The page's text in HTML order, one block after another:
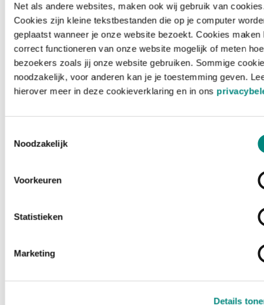
Net als andere websites, maken ook wij gebruik van
Cookies zijn kleine tekstbestanden die op je computer
geplaatst wanneer je onze website bezoekt. Cookies maken
correct functioneren van onze website mogelijk of meten hoe
bezoekers zoals jij onze website gebruiken. Sommige
noodzakelijk, voor anderen kan je je toestemming geven.
hierover meer in deze cookieverklaring en in ons
Noodzakelijk
Voorkeuren
Statistieken
Marketing
Details